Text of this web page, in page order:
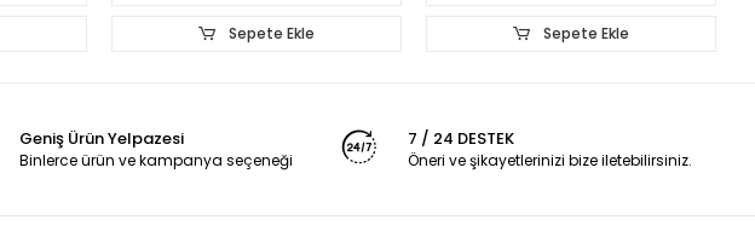
Sepete Ekle Sepete Ekle
Geniş Ürün Yelpazesi
Binlerce ürün ve kampanya seçeneği
7 / 24 DESTEK
Öneri ve şikayetlerinizi bize iletebilirsiniz.